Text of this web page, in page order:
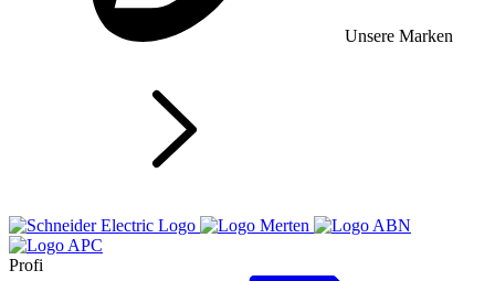
Unsere Marken
Profi